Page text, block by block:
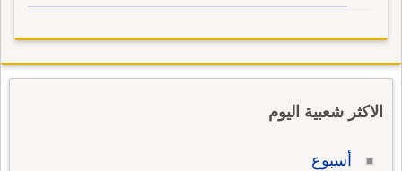
الاكثر شعبية اليوم
أسبوع